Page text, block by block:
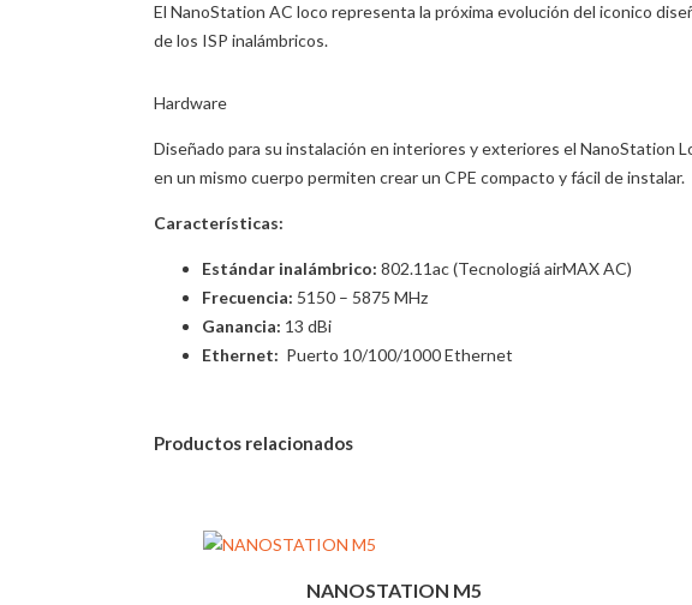
El NanoStation AC loco representa la próxima evolución del iconico
de los ISP inalámbricos.
Hardware
Diseñado para su instalación en interiores y exteriores el NanoStation
en un mismo cuerpo permiten crear un CPE compacto y fácil de instalar.
Características:
Estándar inalámbrico: 802.11ac (Tecnologiá airMAX AC)
Frecuencia: 5150 – 5875 MHz
Ganancia: 13 dBi
Ethernet: Puerto 10/100/1000 Ethernet
Productos relacionados
NANOSTATION M5